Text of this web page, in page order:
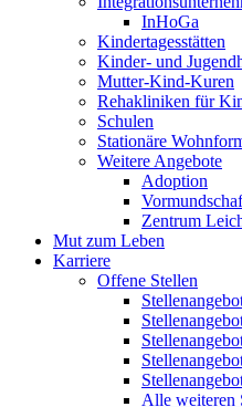
InHoGa
Kindertagesstätten
Kinder- und
Mutter-Kind-Kuren
Rehakliniken für
Schulen
Stationäre
Weitere Angebote
Adoption
Zentrum
Mut zum Leben
Karriere
Offene Stellen
Alle weiteren